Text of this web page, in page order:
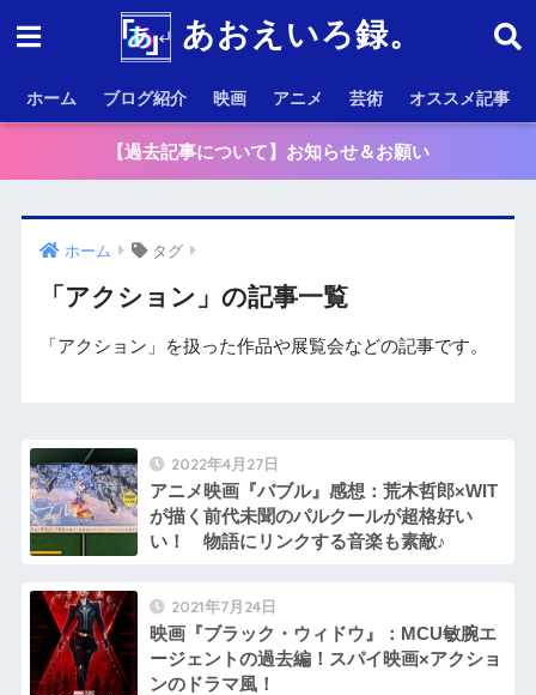
あおえいろ録。
ホーム ブログ紹介 映画 アニメ 芸術 オススメ記事
【過去記事について】お知らせ＆お願い
ホーム タグ
「アクション」の記事一覧
「アクション」を扱った作品や展覧会などの記事です。
2022年4月27日
アニメ映画『バブル』感想：荒木哲郎×WIT
が描く前代未聞のパルクールが超格好い
い！ 物語にリンクする音楽も素敵♪
2021年7月24日
映画『ブラック・ウィドウ』：MCU敏腕エ
ージェントの過去編！スパイ映画×アクショ
ンのドラマ風！